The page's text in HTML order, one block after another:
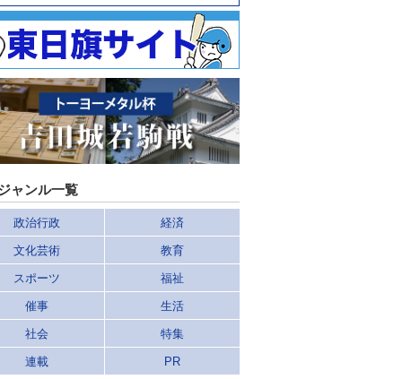
ャンル一覧
政治行政 経済
文化芸術 教育
スポーツ 福祉
催事 生活
社会 特集
連載 PR